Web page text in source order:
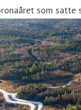
som satte